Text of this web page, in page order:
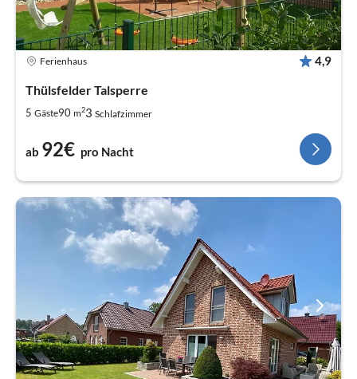
Ferienhaus 4,9
Thülsfelder Talsperre
5 Gäste90 m23 Schlafzimmer
ab 92€ pro Nacht